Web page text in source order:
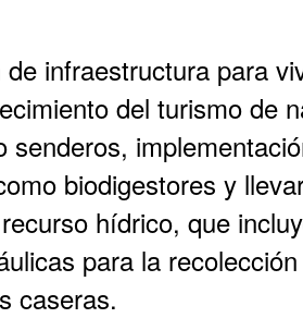
infraestructura para
del turismo de
senderos,
biodigestores y
hídrico, que
para la
caseras.